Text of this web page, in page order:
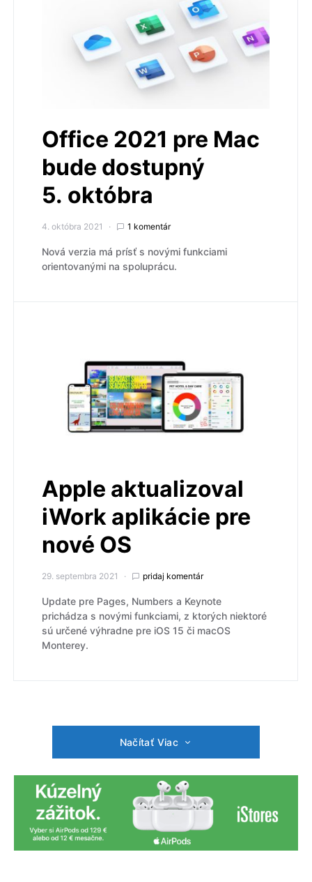
Office 2021 pre Mac
bude dostupný
5. októbra
4. októbra 2021 1 komentár
Nová verzia má prísť s novými funkciami
orientovanými na spoluprácu.
Apple aktualizoval
iWork aplikácie pre
nové OS
29. septembra 2021 pridaj komentár
Update pre Pages, Numbers a Keynote
prichádza s novými funkciami, z ktorých niektoré
sú určené výhradne pre iOS 15 či macOS
Monterey.
Načítať Viac